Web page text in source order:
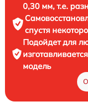
0,30 мм, т.е.
спустя
Подойдет для
модель